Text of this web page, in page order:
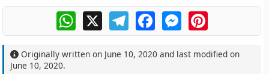
WhatsApp
X TelegramFacebookMessengerPinterest
Originally written on June 10, 2020 and last modified on
June 10, 2020.